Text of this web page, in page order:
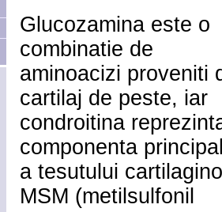
Glucozamina este o
combinatie de
aminoacizi proveniti
cartilaj de peste, iar
condroitina
componenta
a tesutului
MSM (metilsulfonil